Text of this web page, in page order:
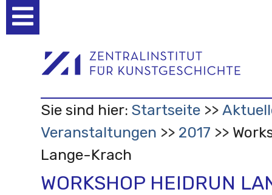
Werkzeuge
Sie sind hier: Startseite
Veranstaltungen
2017
Lange-Krach
WORKSHOP HEIDRUN